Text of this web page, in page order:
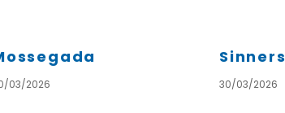
03/2026
Sinners
30/03/2026